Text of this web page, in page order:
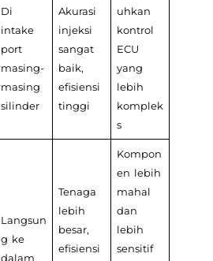
Di
intake
port
masing-
masing
silinder
Akurasi
injeksi
sangat
baik,
efisiensi
tinggi
uhkan
kontrol
ECU
yang
lebih
komplek
s
Langsun
g ke
dalam
Tenaga
lebih
besar,
efisiensi
Kompon
en lebih
mahal
dan
lebih
sensitif